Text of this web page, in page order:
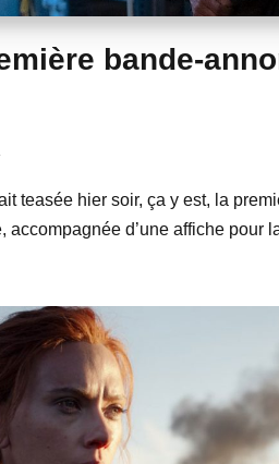
bande-
teasée hier soir, ça y est, la
accompagnée d’une affiche pour